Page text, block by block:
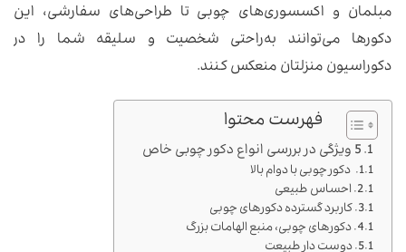
مبلمان و اکسسوری‌های چوبی تا طراحی‌های سفارشی، این
دکورها می‌توانند به‌راحتی شخصیت و سلیقه شما را در
دکوراسیون منزلتان منعکس کنند.
فهرست محتوا
5 ویژگی در بررسی انواع دکور چوبی خاص
دکور چوبی با دوام بالا
احساس طبیعی
کاربرد گسترده دکورهای چوبی
دکورهای چوبی، منبع الهامات بزرگ
دوست دار طبیعت